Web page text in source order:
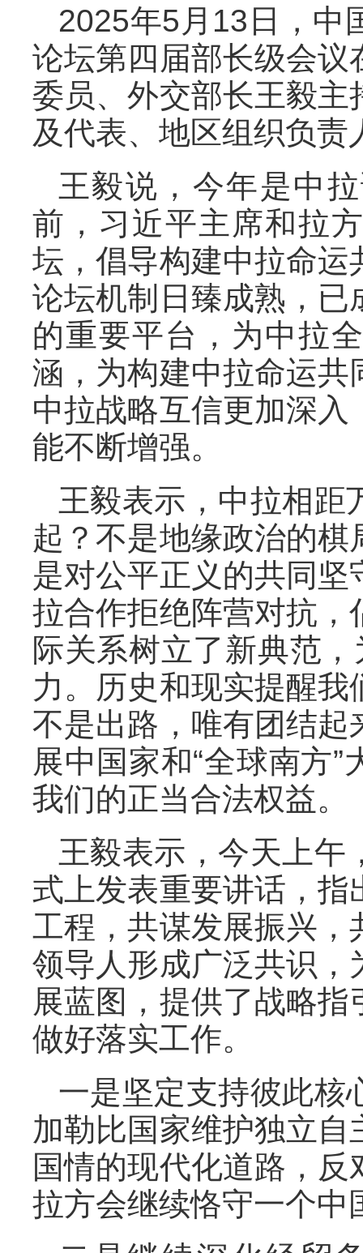
2025年5月13日，
论坛第四届部长级会
委员、外交部长王毅
及代表、地区组织负责
王毅说，今年是中
前，习近平主席和拉
坛，倡导构建中拉命
论坛机制日臻成熟，
的重要平台，为中拉
涵，为构建中拉命运
中拉战略互信更加深
能不断增强。
王毅表示，中拉相距
起？不是地缘政治的
是对公平正义的共同
拉合作拒绝阵营对抗
际关系树立了新典范
力。历史和现实提醒
不是出路，唯有团结
展中国家和“全球南方
我们的正当合法权益。
王毅表示，今天上午
式上发表重要讲话，
工程，共谋发展振兴
领导人形成广泛共识
展蓝图，提供了战略
做好落实工作。
一是坚定支持彼此核
加勒比国家维护独立
国情的现代化道路，
拉方会继续恪守一个中